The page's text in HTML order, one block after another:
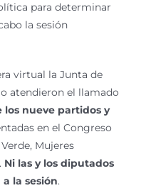
para determinar
la sesión
virtual la Junta de
atendieron el llamado
los nueve partidos y
en el Congreso
Mujeres
Ni las y los diputados
a la sesión.